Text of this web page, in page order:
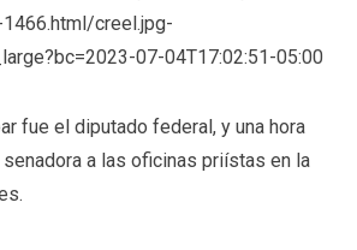
fue el diputado federal, y una hora
a las oficinas priístas en la